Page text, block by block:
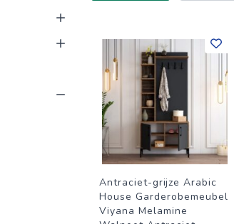
Antraciet-grijze Arabic
House Garderobemeubel
Viyana Melamine